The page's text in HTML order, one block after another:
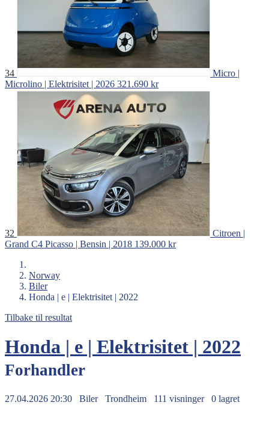
34
Micro |
Microlino | Elektrisitet | 2026 321.690 kr
32
Citroen |
Grand C4 Picasso | Bensin | 2018 139.000 kr
Norway
Biler
Honda | e | Elektrisitet | 2022
Tilbake til resultat
Honda | e | Elektrisitet | 2022
Forhandler
27.04.2026 20:30 Biler Trondheim 111 visninger 0 lagret